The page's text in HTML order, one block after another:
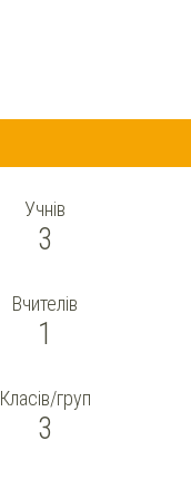
Учнів
3
Вчителів
1
Класів/груп
3